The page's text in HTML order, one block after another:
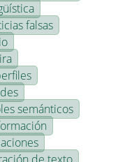
falsas
semánticos